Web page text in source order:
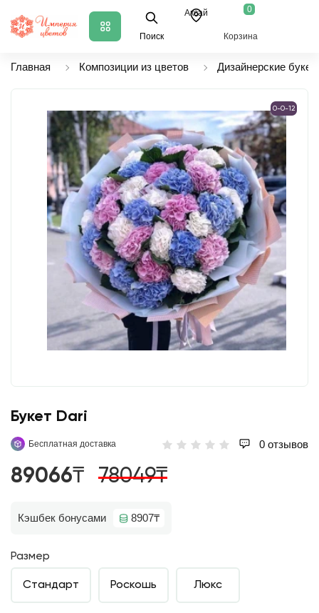
Поиск
Аксай 0
Корзина
Главная Композиции из цветов Дизайнерские
0-0-12
Букет Dari
Бесплатная доставка 0 отзывов
89066₸ 78049₸
Кэшбек бонусами 8907₸
Размер
Стандарт Роскошь Люкс